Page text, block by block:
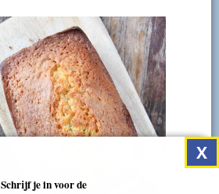
Schrijf je in voor de